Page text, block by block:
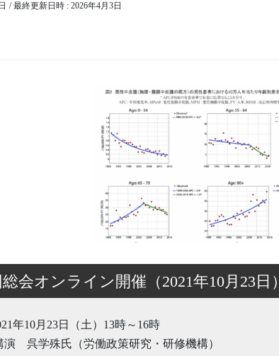
/ 最終更新日時 : 2026年4月3日
会オンライン開催（2021年10月23日）
年10月23日（土）13時～16時
呉学殊氏（労働政策研究・研修機構）